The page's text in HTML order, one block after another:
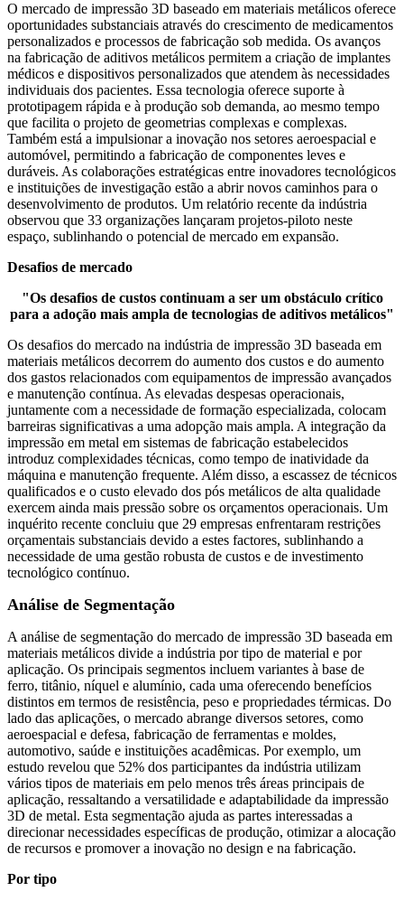
O mercado de impressão 3D baseado em materiais metálicos oferece
oportunidades substanciais através do crescimento de medicamentos
personalizados e processos de fabricação sob medida. Os avanços
na fabricação de aditivos metálicos permitem a criação de implantes
médicos e dispositivos personalizados que atendem às necessidades
individuais dos pacientes. Essa tecnologia oferece suporte à
prototipagem rápida e à produção sob demanda, ao mesmo tempo
que facilita o projeto de geometrias complexas e complexas.
Também está a impulsionar a inovação nos setores aeroespacial e
automóvel, permitindo a fabricação de componentes leves e
duráveis. As colaborações estratégicas entre inovadores tecnológicos
e instituições de investigação estão a abrir novos caminhos para o
desenvolvimento de produtos. Um relatório recente da indústria
observou que 33 organizações lançaram projetos-piloto neste
espaço, sublinhando o potencial de mercado em expansão.
Desafios de mercado
"Os desafios de custos continuam a ser um obstáculo crítico
para a adoção mais ampla de tecnologias de aditivos metálicos"
Os desafios do mercado na indústria de impressão 3D baseada em
materiais metálicos decorrem do aumento dos custos e do aumento
dos gastos relacionados com equipamentos de impressão avançados
e manutenção contínua. As elevadas despesas operacionais,
juntamente com a necessidade de formação especializada, colocam
barreiras significativas a uma adopção mais ampla. A integração da
impressão em metal em sistemas de fabricação estabelecidos
introduz complexidades técnicas, como tempo de inatividade da
máquina e manutenção frequente. Além disso, a escassez de técnicos
qualificados e o custo elevado dos pós metálicos de alta qualidade
exercem ainda mais pressão sobre os orçamentos operacionais. Um
inquérito recente concluiu que 29 empresas enfrentaram restrições
orçamentais substanciais devido a estes factores, sublinhando a
necessidade de uma gestão robusta de custos e de investimento
tecnológico contínuo.
Análise de Segmentação
A análise de segmentação do mercado de impressão 3D baseada em
materiais metálicos divide a indústria por tipo de material e por
aplicação. Os principais segmentos incluem variantes à base de
ferro, titânio, níquel e alumínio, cada uma oferecendo benefícios
distintos em termos de resistência, peso e propriedades térmicas. Do
lado das aplicações, o mercado abrange diversos setores, como
aeroespacial e defesa, fabricação de ferramentas e moldes,
automotivo, saúde e instituições acadêmicas. Por exemplo, um
estudo revelou que 52% dos participantes da indústria utilizam
vários tipos de materiais em pelo menos três áreas principais de
aplicação, ressaltando a versatilidade e adaptabilidade da impressão
3D de metal. Esta segmentação ajuda as partes interessadas a
direcionar necessidades específicas de produção, otimizar a alocação
de recursos e promover a inovação no design e na fabricação.
Por tipo